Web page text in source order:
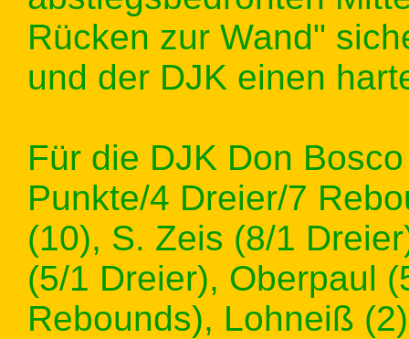
Rücken zur Wand"
und der DJK einen
Für die DJK Don
Punkte/4 Dreier/7
(10), S. Zeis (8/1
(5/1 Dreier), Oberpaul
Rebounds), Lohneiß